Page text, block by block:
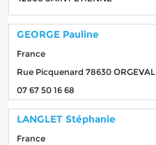
GEORGE Pauline
France
Rue Picquenard 78630 ORGEVAL
07 67 50 16 68
LANGLET Stéphanie
France